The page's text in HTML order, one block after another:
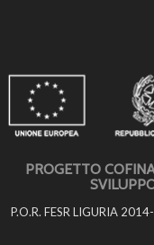
PROGETTO
P.O.R. FESR LIGURIA